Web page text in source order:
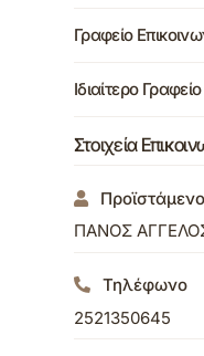
Γραφείο
Ιδιαίτερο
Στοιχεία
ΠΑΝΟΣ
Τηλέφωνο
2521350645